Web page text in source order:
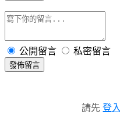
公開留言 私密留言
發佈留言
請先 登入